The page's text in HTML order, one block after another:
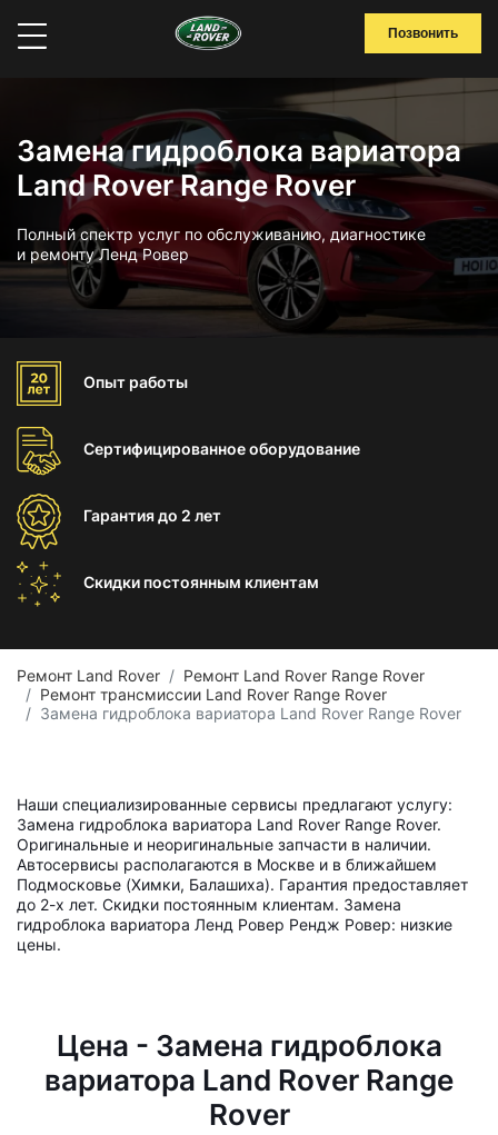
Позвонить
Замена гидроблока вариатора
Land Rover Range Rover
Полный спектр услуг по обслуживанию, диагностике
и ремонту Ленд Ровер
Опыт работы
Сертифицированноеоборудование
Гарантиядо 2 лет
Скидки постоянным клиентам
Ремонт Land Rover
Ремонт Land Rover Range Rover
Ремонт трансмиссии Land Rover Range Rover
Замена гидроблока вариатора Land Rover Range Rover
Наши специализированные сервисы предлагают услугу:
Замена гидроблока вариатора Land Rover Range Rover.
Оригинальные и неоригинальные запчасти в наличии.
Автосервисы располагаются в Москве и в ближайшем
Подмосковье (Химки, Балашиха). Гарантия предоставляет
до 2-х лет. Скидки постоянным клиентам. Замена
гидроблока вариатора Ленд Ровер Рендж Ровер: низкие
цены.
Цена - Замена гидроблока
вариатора Land Rover Range
Rover